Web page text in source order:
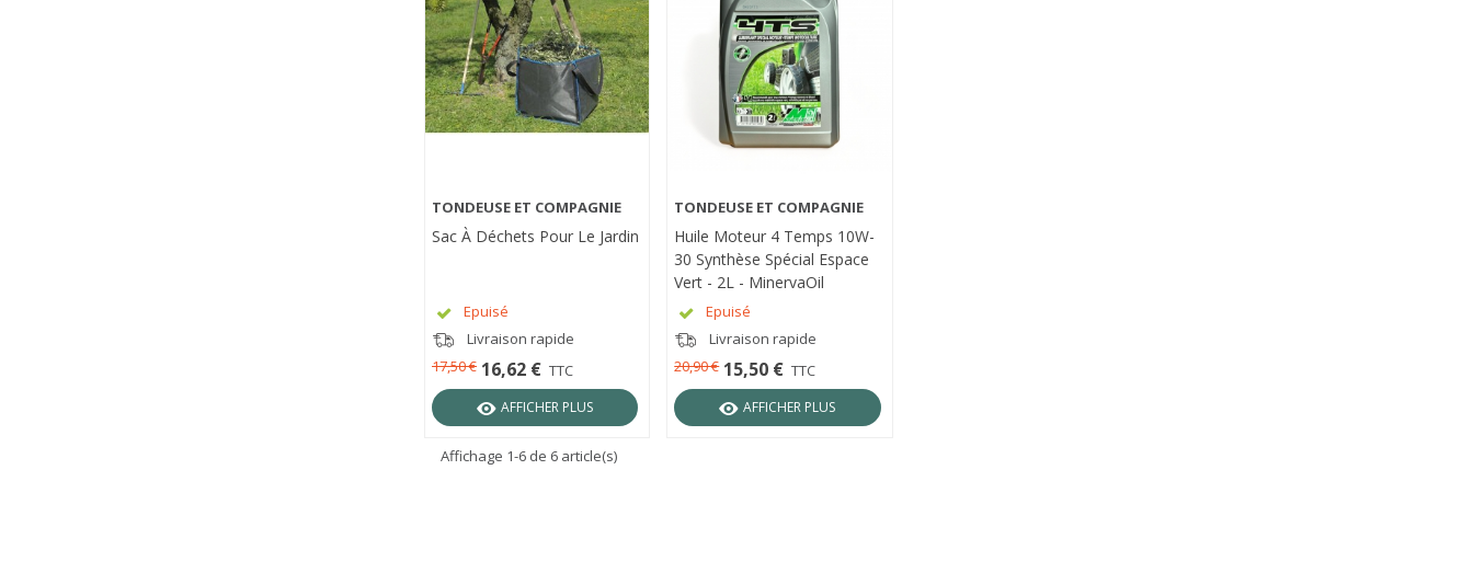
APERÇU RAPIDE
TONDEUSE ET COMPAGNIE
Sac À Déchets Pour Le Jardin
Epuisé
Livraison rapide
16,62 € TTC
17,50 €
AFFICHER PLUS
APERÇU RAPIDE
TONDEUSE ET COMPAGNIE
Huile Moteur 4 Temps 10W-
30 Synthèse Spécial Espace
Vert - 2L - MinervaOil
Epuisé
Livraison rapide
15,50 € TTC
20,90 €
AFFICHER PLUS
Affichage 1-6 de 6 article(s)